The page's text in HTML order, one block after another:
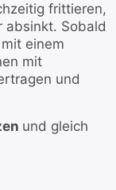
frittieren,
absinkt. Sobald
einem
mit
und
und gleich